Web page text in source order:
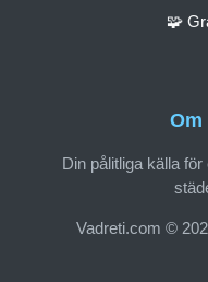
Om
Din pålitliga källa
Vadreti.com ©
🧩